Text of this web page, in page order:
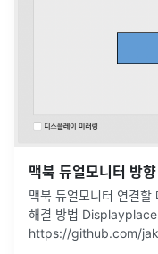
맥북 듀얼모니터 방
맥북 듀얼모니터 연결할
해결 방법 Displayplacer 설치 git:
https://github.com/